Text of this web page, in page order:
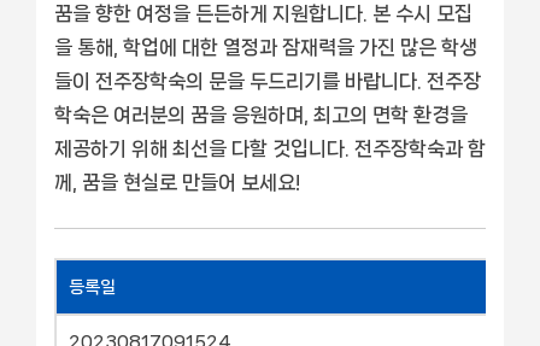
꿈을 향한 여정을 든든하게 지원합니다. 본 수시 모집
을 통해, 학업에 대한 열정과 잠재력을 가진 많은 학생
들이 전주장학숙의 문을 두드리기를 바랍니다. 전주장
학숙은 여러분의 꿈을 응원하며, 최고의 면학 환경을
제공하기 위해 최선을 다할 것입니다. 전주장학숙과 함
께, 꿈을 현실로 만들어 보세요!
등록일
20230817091524